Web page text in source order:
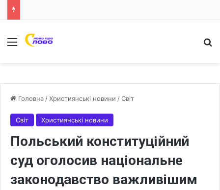
Меню
Головна /Християнські новини /Світ
Світ Християнські новини
Польський конституційний
суд оголосив національне
законодавство важливішим